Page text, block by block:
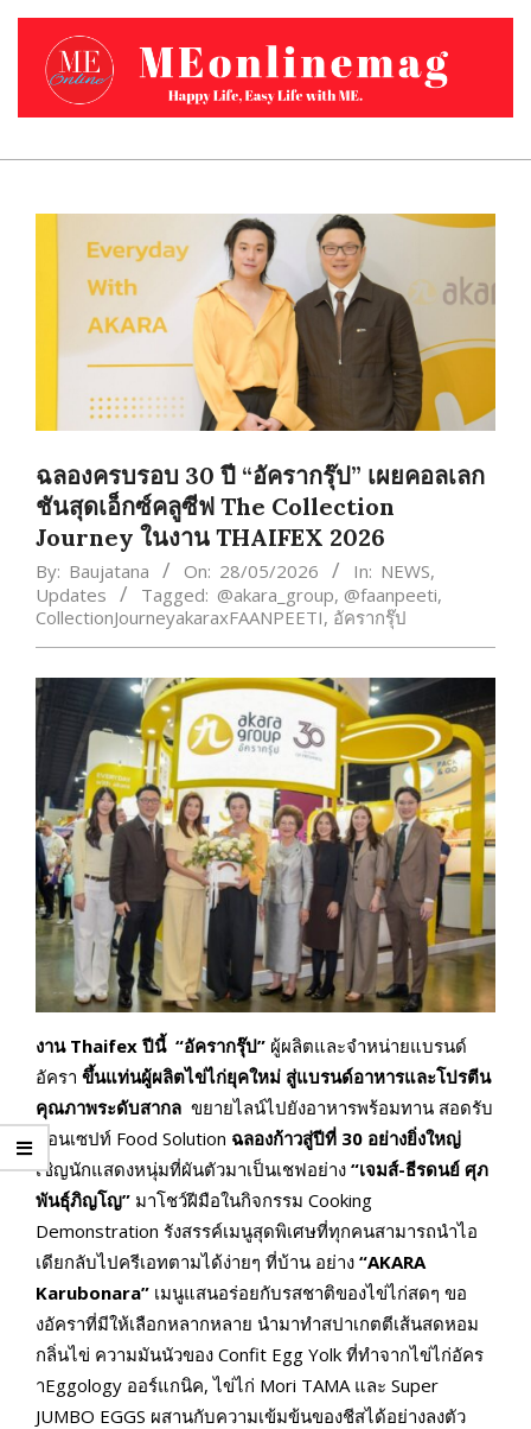
Skip
content
Primary
ฉลองครบรอบ 30 ปี “อัครากรุ๊ป” เผยคอลเลก
ชันสุดเอ็กซ์คลูซีฟ The Collection
Journey ในงาน THAIFEX 2026
By: Baujatana On: 28/05/2026 In: NEWS,
Updates
Tagged: @akara_group, @faanpeeti,
CollectionJourneyakaraxFAANPEETI, อัครากรุ๊ป
งาน Thaifex ปีนี้ “อัครากรุ๊ป” ผู้ผลิตและจำหน่ายแบรนด์
อัครา ขึ้นแท่นผู้ผลิตไข่ไก่ยุคใหม่ สู่แบรนด์อาหารและโปรตีน
คุณภาพระดับสากล ขยายไลน์ไปยังอาหารพร้อมทาน สอดรับ
คอนเซปท์ Food Solution ฉลองก้าวสู่ปีที่ 30 อย่างยิ่งใหญ่
เชิญนักแสดงหนุ่มที่ผันตัวมาเป็นเชฟอย่าง “เจมส์-ธีรดนย์ ศุภ
พันธุ์ภิญโญ” มาโชว์ฝีมือในกิจกรรม Cooking
Demonstration รังสรรค์เมนูสุดพิเศษที่ทุกคนสามารถนำไอ
เดียกลับไปครีเอทตามได้ง่ายๆ ที่บ้าน อย่าง “AKARA
Karubonara” เมนูแสนอร่อยกับรสชาติของไข่ไก่สดๆ ขอ
งอัคราที่มีให้เลือกหลากหลาย นำมาทำสปาเกตตีเส้นสดหอม
กลิ่นไข่ ความมันนัวของ Confit Egg Yolk ที่ทำจากไข่ไก่อัคร
าEggology ออร์แกนิค, ไข่ไก่ Mori TAMA และ Super
JUMBO EGGS ผสานกับความเข้มข้นของชีสได้อย่างลงตัว